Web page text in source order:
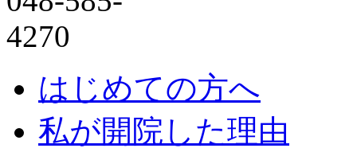
はじめての方へ
私が開院した理由